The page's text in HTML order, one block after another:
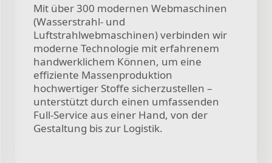
Mit über 300 modernen Webmaschinen
(Wasserstrahl- und
Luftstrahlwebmaschinen) verbinden wir
moderne Technologie mit erfahrenem
handwerklichem Können, um eine
effiziente Massenproduktion
hochwertiger Stoffe sicherzustellen –
unterstützt durch einen umfassenden
Full-Service aus einer Hand, von der
Gestaltung bis zur Logistik.